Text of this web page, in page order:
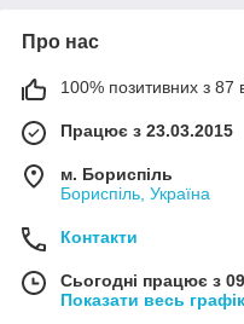
Про нас
100% позитивних з 87
Працює з 23.03.2015
м. Бориспіль
Бориспіль, Україна
Контакти
Сьогодні працює з
Показати весь